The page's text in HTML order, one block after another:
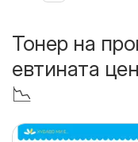
Тонер на
евтината
📉